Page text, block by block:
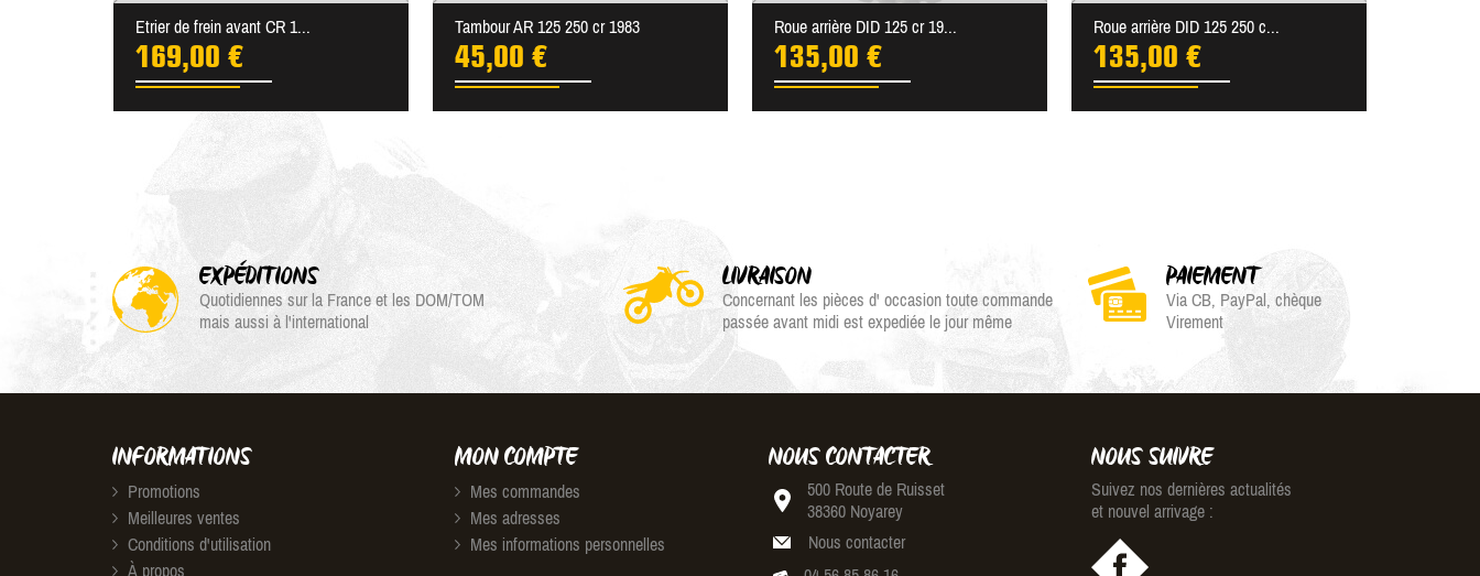
Etrier de frein avant CR 1...
169,00 €
Tambour AR 125 250 cr 1983
45,00 €
Roue arrière DID 125 cr 19...
135,00 €
Roue arrière DID 125 250 c...
135,00 €
EXPÉDITIONS
Quotidiennes sur la France et les DOM/TOM
mais aussi à l'international
LIVRAISON
Concernant les pièces d' occasion toute commande
passée avant midi est expediée le jour même
PAIEMENT
Via CB, PayPal, chèque
Virement
INFORMATIONS
Promotions
Meilleures ventes
Conditions d'utilisation
À propos
MON COMPTE
Mes commandes
Mes adresses
Mes informations personnelles
NOUS CONTACTER
500 Route de Ruisset
38360 Noyarey
Nous contacter
NOUS SUIVRE
Suivez nos dernières actualités
et nouvel arrivage :